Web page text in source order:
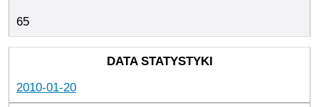
65
2010-01-20